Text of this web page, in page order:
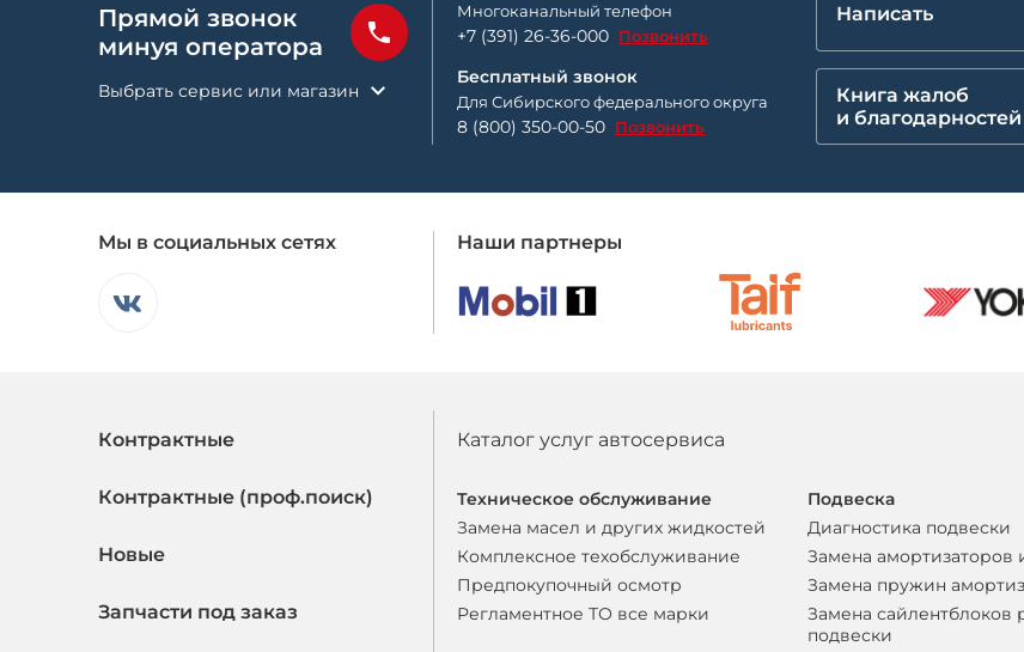
Прямой звонок
минуя оператора
Выбрать сервис или магазин
Многоканальный телефон
+7 (391) 26-36-000 Позвонить
Бесплатный звонок
Для Сибирского федерального округа
8 (800) 350-00-50 Позвонить
Написать
Книга жалоб
и благодарностей
Мы в социальных сетях Наши партнеры
Контрактные
Контрактные (проф.поиск)
Новые
Запчасти под заказ
Каталог услуг автосервиса
Техническое обслуживание
Замена масел и других жидкостей
Комплексное техобслуживание
Предпокупочный осмотр
Регламентное ТО все марки
Подвеска
Диагностика подвески
Замена амортизаторов
Замена пружин
Замена сайлентблоков
подвески